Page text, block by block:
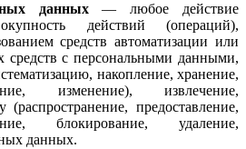
данных— любое действие
действий (операций),
средств автоматизации или
средств с персональными данными,
накопление, хранение,
изменение), извлечение,
(распространение, предоставление,
блокирование, удаление,
данных.